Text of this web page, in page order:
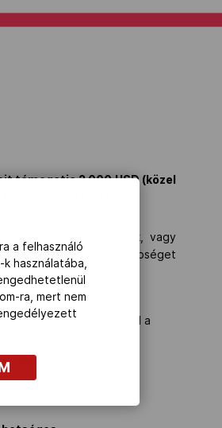
támogatja 2.000 USD (közel
13-ig lehet.
kvalifikációs tornák, vagy
készülő sportolók elsőbbséget
szervezők.
amely szerepel a
nem követett el
a felhasználó
használatába,
ra, mert nem